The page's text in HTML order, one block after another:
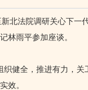
北法院调研关心下
林雨平参加座谈。
健全，推进有力，
效。